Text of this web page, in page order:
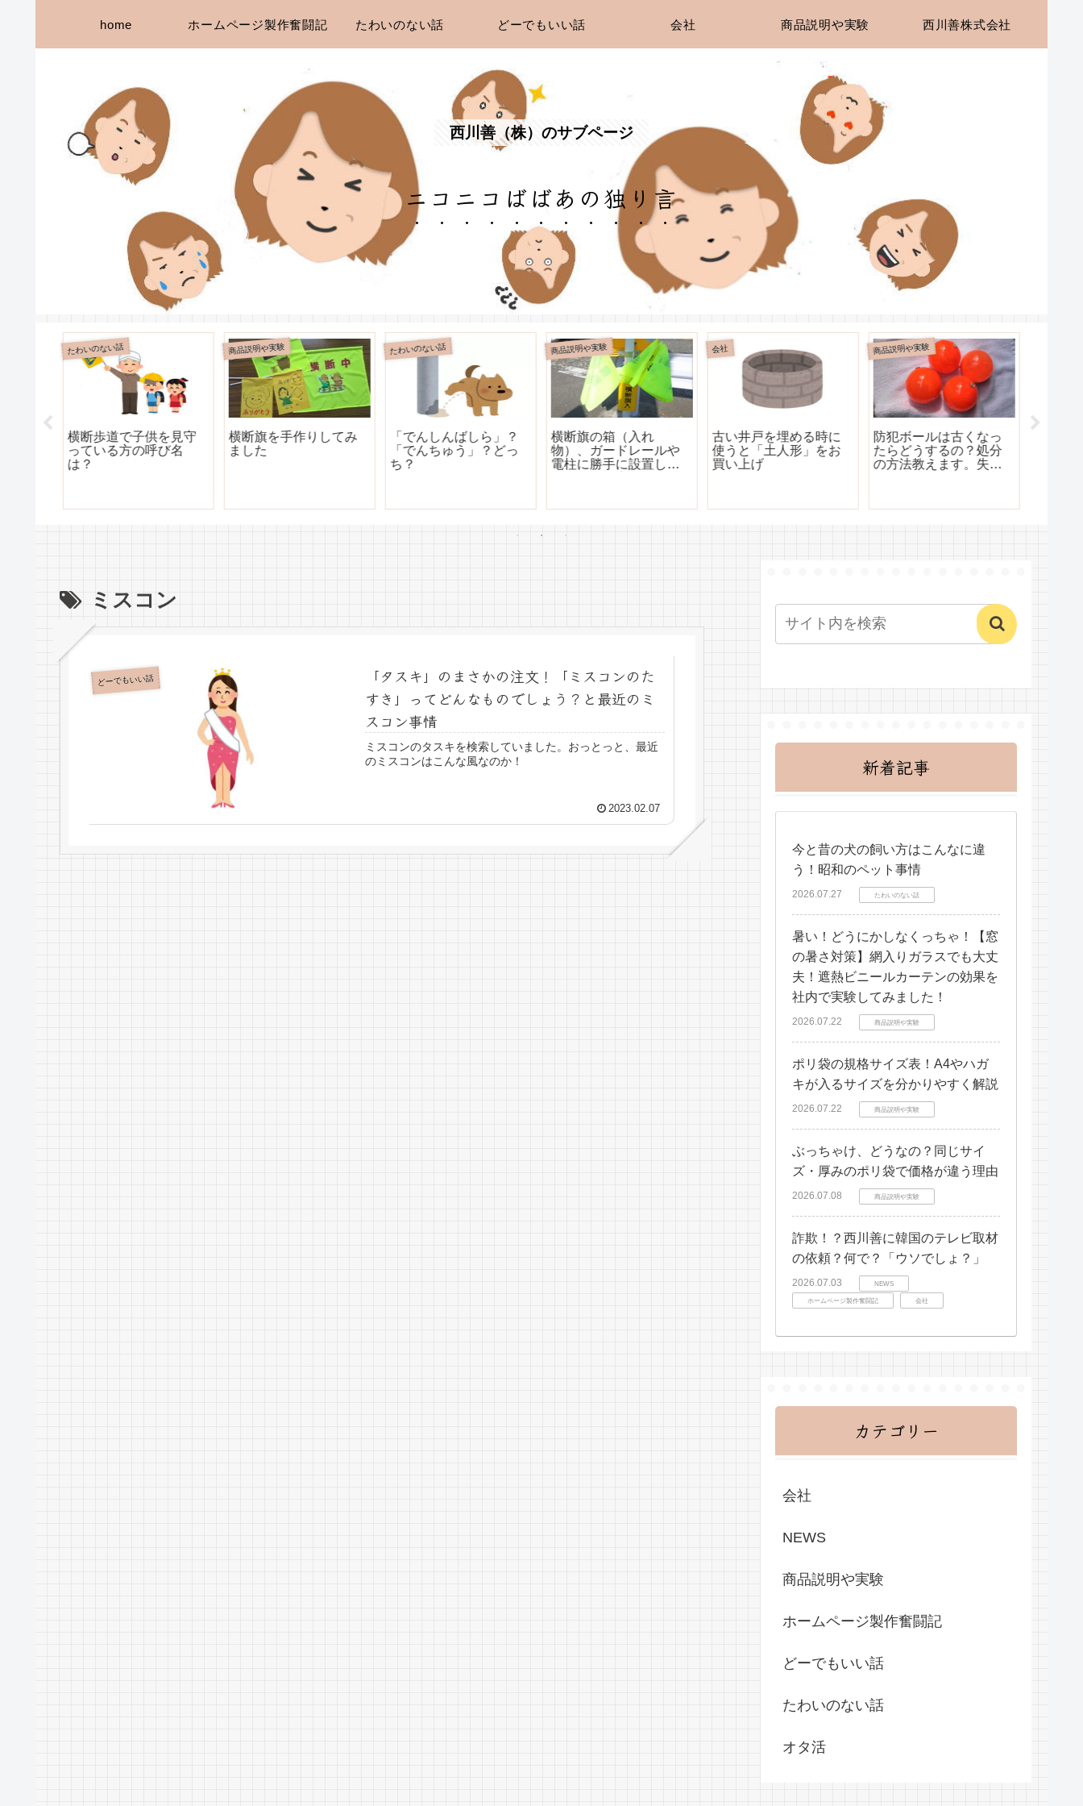
西川善（株）のサブページ
ニコニコばばあの独り言
home ホームページ製作奮闘記 たわいのない話 どーでもいい話 会社 商品説明や実験 西川善株式会社
商品説明や実験
横断旗を手作りしてみ
ました
たわいのない話
「でんしんばしら」？
「でんちゅう」？どっ
商品説明や実験
横断旗の箱（入れ
物）、ガードレールや
電柱に勝手に設置して
会社
古い井戸を埋める時に
使うと「土人形」をお
買い上げ
商品説明や実験
防犯ボールは古くなっ
たらどうするの？処分
の方法教えます。失敗
会社
寒い机の下も工夫次
第、足温器をもっと有
効に使う方法
ミスコン
どーでもいい話
「タスキ」のまさかの注文！「ミスコンのた
すき」ってどんなものでしょう？と最近のミ
スコン事情
ミスコンのタスキを検索していました。おっとっと、最近
のミスコンはこんな風なのか！
2023.02.07
新着記事
今と昔の犬の飼い方はこんなに違
う！昭和のペット事情
2026.07.27 たわいのない話
暑い！どうにかしなくっちゃ！【窓
の暑さ対策】網入りガラスでも大丈
夫！遮熱ビニールカーテンの効果を
社内で実験してみました！
2026.07.22 商品説明や実験
ポリ袋の規格サイズ表！A4やハガ
キが入るサイズを分かりやすく解説
2026.07.22 商品説明や実験
ぶっちゃけ、どうなの？同じサイ
ズ・厚みのポリ袋で価格が違う理由
2026.07.08 商品説明や実験
詐欺！？西川善に韓国のテレビ取材
の依頼？何で？「ウソでしょ？」
2026.07.03 NEWS
ホームページ製作奮闘記 会社
カテゴリー
会社
NEWS
商品説明や実験
ホームページ製作奮闘記
どーでもいい話
たわいのない話
オタ活